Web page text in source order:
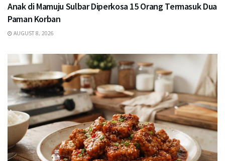
Anak di Mamuju Sulbar Diperkosa 15 Orang Termasuk Dua
Paman Korban
AUGUST 8, 2026